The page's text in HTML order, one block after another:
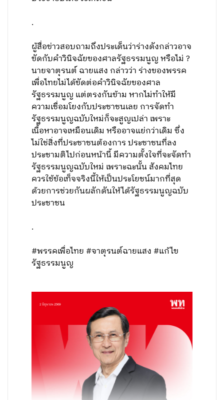
.
ผู้สื่อข่าวสอบถามถึงประเด็นว่าร่างดังกล่าวอาจ
ขัดกับคำวินิจฉัยของศาลรัฐธรรมนูญ หรือไม่ ?
นายจาตุรนต์ ฉายแสง กล่าวว่า ร่างของพรรค
เพื่อไทยไม่ได้ขัดต่อคำวินิจฉัยของศาล
รัฐธรรมนูญ แต่ตรงกันข้าม หากไม่ทำให้มี
ความเชื่อมโยงกับประชาชนเลย การจัดทำ
รัฐธรรมนูญฉบับใหม่ก็จะสูญเปล่า เพราะ
เนื้อหาอาจเหมือนเดิม หรืออาจแย่กว่าเดิม ซึ่ง
ไม่ใช่สิ่งที่ประชาชนต้องการ ประชาชนที่ลง
ประชามติไปก่อนหน้านี้ มีความตั้งใจที่จะจัดทำ
รัฐธรรมนูญฉบับใหม่ เพราะฉะนั้น สังคมไทย
ควรใช้ข้อเท็จจริงนี้ให้เป็นประโยชน์มากที่สุด
ด้วยการช่วยกันผลักดันให้ได้รัฐธรรมนูญฉบับ
ประชาชน
.
#พรรคเพื่อไทย #จาตุรนต์ฉายแสง #แก้ไข
รัฐธรรมนูญ